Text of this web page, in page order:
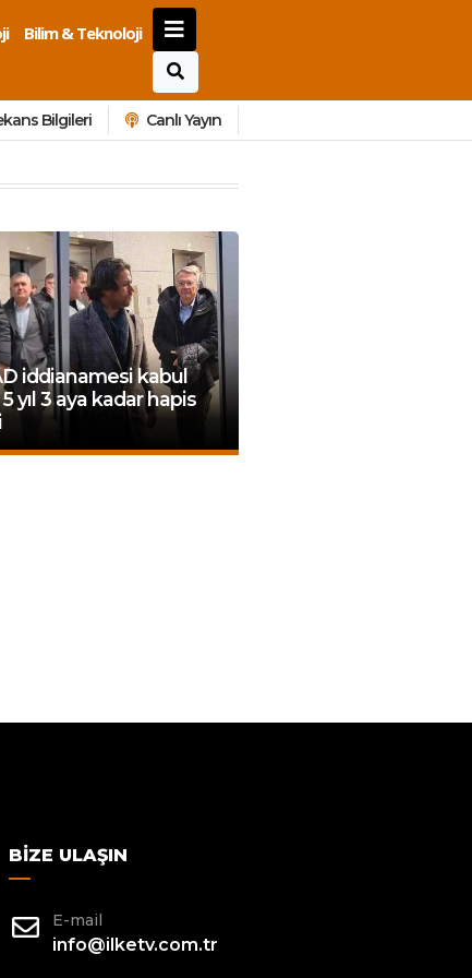
Bilim & Teknoloji
Bilgileri Canlı Yayın
iddianamesi kabul
yıl 3 aya kadar hapis
BIZE ULAŞIN
E-mail
info@ilketv.com.tr